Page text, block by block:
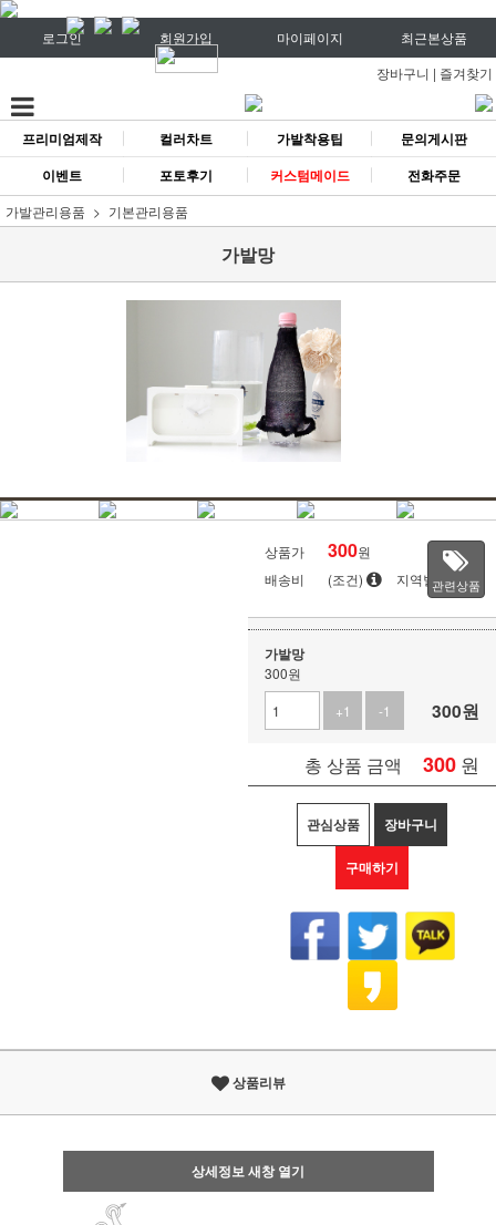
로그인 회원가입 마이페이지
최근본상품
장바구니 | 즐겨찾기
프리미엄제작 컬러차트 가발착용팁
문의게시판
이벤트
포토후기 커스텀메이드 전화주문
가발관리용품 기본관리용품
가발망
상품가 300원
배송비
(조건) 지역별관련상품
가발망
300원
+1
-1 300원
총 상품 금액 300 원
관심상품 장바구니
구매하기
상품리뷰
상세정보 새창 열기